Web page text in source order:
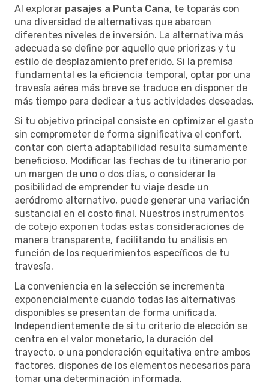
Al explorar pasajes a Punta Cana, te toparás con
una diversidad de alternativas que abarcan
diferentes niveles de inversión. La alternativa más
adecuada se define por aquello que priorizas y tu
estilo de desplazamiento preferido. Si la premisa
fundamental es la eficiencia temporal, optar por una
travesía aérea más breve se traduce en disponer de
más tiempo para dedicar a tus actividades deseadas.
Si tu objetivo principal consiste en optimizar el gasto
sin comprometer de forma significativa el confort,
contar con cierta adaptabilidad resulta sumamente
beneficioso. Modificar las fechas de tu itinerario por
un margen de uno o dos días, o considerar la
posibilidad de emprender tu viaje desde un
aeródromo alternativo, puede generar una variación
sustancial en el costo final. Nuestros instrumentos
de cotejo exponen todas estas consideraciones de
manera transparente, facilitando tu análisis en
función de los requerimientos específicos de tu
travesía.
La conveniencia en la selección se incrementa
exponencialmente cuando todas las alternativas
disponibles se presentan de forma unificada.
Independientemente de si tu criterio de elección se
centra en el valor monetario, la duración del
trayecto, o una ponderación equitativa entre ambos
factores, dispones de los elementos necesarios para
tomar una determinación informada.